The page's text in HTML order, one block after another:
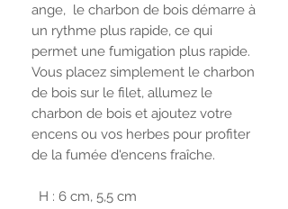
ange, le charbon de bois démarre à
un rythme plus rapide, ce qui
permet une fumigation plus rapide.
Vous placez simplement le charbon
de bois sur le filet, allumez le
charbon de bois et ajoutez votre
encens ou vos herbes pour profiter
de la fumée d'encens fraîche.
H : 6 cm, 5,5 cm